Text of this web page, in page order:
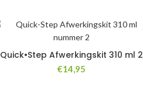
Quick•Step Afwerkingskit 310 ml 2
€14,95